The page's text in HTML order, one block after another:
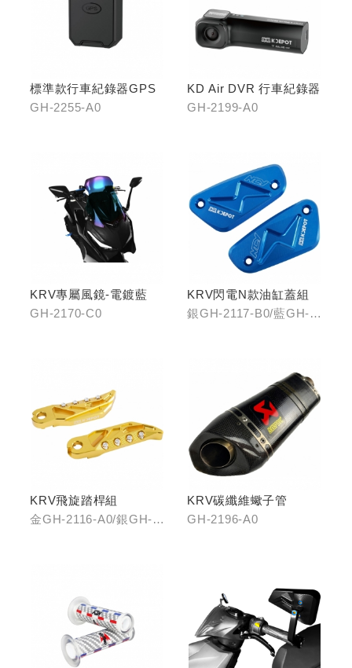
標準款行車紀錄器GPS
GH-2255-A0
KD Air DVR 行車紀錄器
GH-2199-A0
KRV專屬風鏡-電鍍藍
GH-2170-C0
KRV閃電N款油缸蓋組
銀GH-2117-B0/藍GH-
KRV飛旋踏桿組
金GH-2116-A0/銀GH-
KRV碳纖維蠍子管
GH-2196-A0